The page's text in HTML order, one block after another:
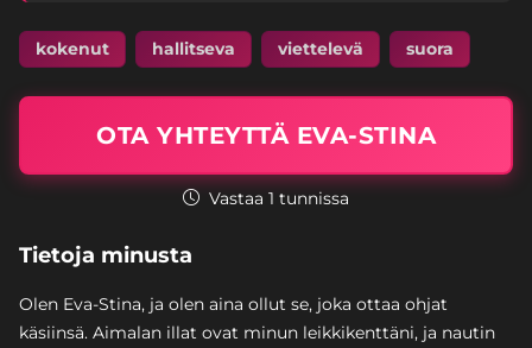
kokenut hallitseva viettelevä suora
OTA YHTEYTTÄ EVA-STINA
Vastaa 1 tunnissa
Tietoja minusta
Olen Eva-Stina, ja olen aina ollut se, joka ottaa ohjat
käsiinsä. Aimalan illat ovat minun leikkikenttäni, ja nautin